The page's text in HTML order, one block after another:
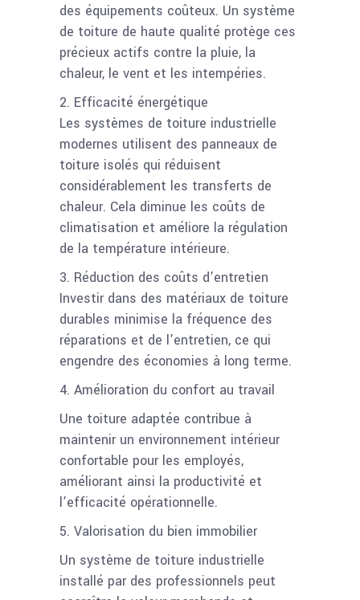
des équipements coûteux. Un système
de toiture de haute qualité protège ces
précieux actifs contre la pluie, la
chaleur, le vent et les intempéries.
2. Efficacité énergétique
Les systèmes de toiture industrielle
modernes utilisent des panneaux de
toiture isolés qui réduisent
considérablement les transferts de
chaleur. Cela diminue les coûts de
climatisation et améliore la régulation
de la température intérieure.
3. Réduction des coûts d’entretien
Investir dans des matériaux de toiture
durables minimise la fréquence des
réparations et de l’entretien, ce qui
engendre des économies à long terme.
4. Amélioration du confort au travail
Une toiture adaptée contribue à
maintenir un environnement intérieur
confortable pour les employés,
améliorant ainsi la productivité et
l’efficacité opérationnelle.
5. Valorisation du bien immobilier
Un système de toiture industrielle
installé par des professionnels peut